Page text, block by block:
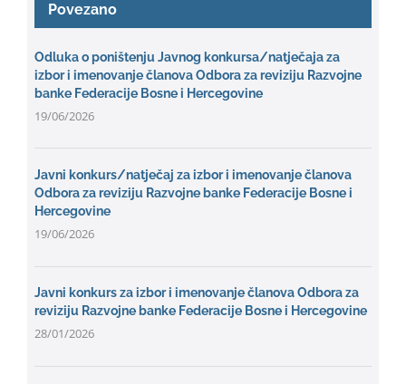
Povezano
Odluka o poništenju Javnog konkursa/natječaja za
izbor i imenovanje članova Odbora za reviziju Razvojne
banke Federacije Bosne i Hercegovine
19/06/2026
Javni konkurs/natječaj za izbor i imenovanje članova
Odbora za reviziju Razvojne banke Federacije Bosne i
Hercegovine
19/06/2026
Javni konkurs za izbor i imenovanje članova Odbora za
reviziju Razvojne banke Federacije Bosne i Hercegovine
28/01/2026